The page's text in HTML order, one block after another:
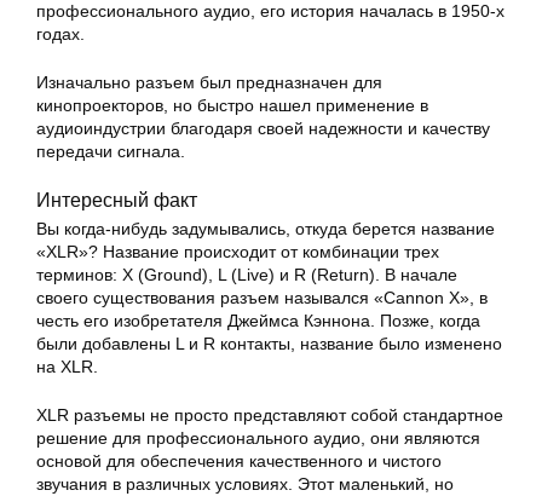
профессионального аудио, его история началась в 1950-х
годах.
Изначально разъем был предназначен для
кинопроекторов, но быстро нашел применение в
аудиоиндустрии благодаря своей надежности и качеству
передачи сигнала.
Интересный факт
Вы когда-нибудь задумывались, откуда берется название
«XLR»? Название происходит от комбинации трех
терминов: X (Ground), L (Live) и R (Return). В начале
своего существования разъем назывался «Cannon X», в
честь его изобретателя Джеймса Кэннона. Позже, когда
были добавлены L и R контакты, название было изменено
на XLR.
XLR разъемы не просто представляют собой стандартное
решение для профессионального аудио, они являются
основой для обеспечения качественного и чистого
звучания в различных условиях. Этот маленький, но